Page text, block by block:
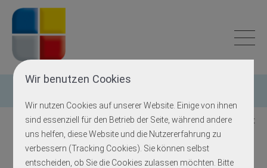
Wir benutzen Cookies
Wir nutzen Cookies auf unserer Website. Einige von ihnen
sind essenziell für den Betrieb der Seite, während andere
uns helfen, diese Website und die Nutzererfahrung zu
verbessern (Tracking Cookies). Sie können selbst
entscheiden, ob Sie die Cookies zulassen möchten. Bitte
Zurück zur Übersicht